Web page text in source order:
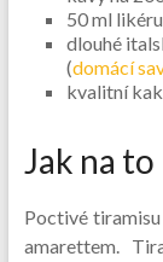
50 ml
dlouhé
(domácí
kvalitní
Jak na to
Poctivé
amarettem.